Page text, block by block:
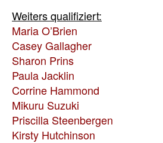
Weiters qualifiziert:
Maria O’Brien
Casey Gallagher
Sharon Prins
Paula Jacklin
Corrine Hammond
Mikuru Suzuki
Priscilla Steenbergen
Kirsty Hutchinson